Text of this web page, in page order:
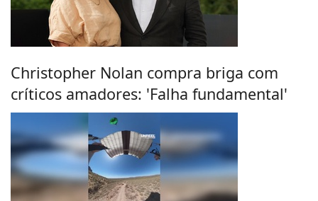
Christopher Nolan compra briga com
críticos amadores: 'Falha fundamental'